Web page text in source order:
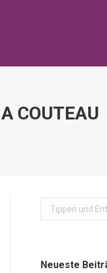
COUTEAU
Search:
Neueste